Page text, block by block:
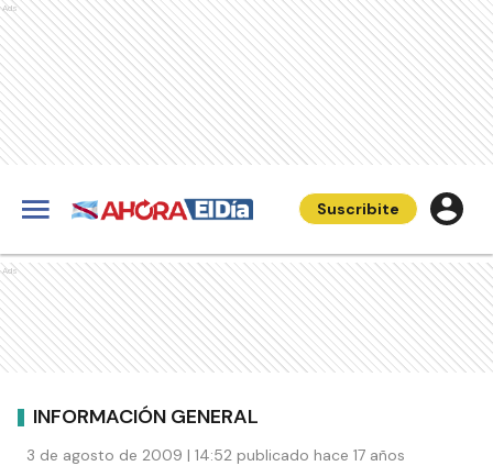
Ads
Suscribite
Ads
INFORMACIÓN GENERAL
3 de agosto de 2009 | 14:52 publicado hace 17 años